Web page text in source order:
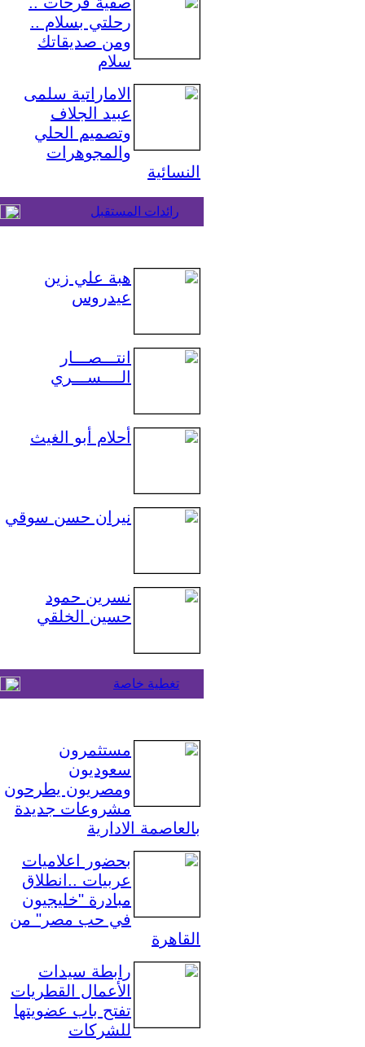
رحلتي بسلام ..
ومن صديقاتك
سلام
الاماراتية سلمى
عبيد الجلاف
وتصميم الحلي
والمجوهرات
النسائية
رائدات المستقبل
هبة علي زين
عيدروس
انتـــصـــار
الــــســـري
أحلام أبو الغيث
نيران حسن سوقي
نسرين حمود
حسين الخلقي
تغطية خاصة
مستثمرون
سعوديون
ومصريون يطرحون
مشروعات جديدة
بالعاصمة الادارية
بحضور اعلاميات
عربيات ..انطلاق
مبادرة "خليجيون
في حب مصر" من
القاهرة
رابطة سيدات
الأعمال القطريات
تفتح باب عضويتها
للشركات